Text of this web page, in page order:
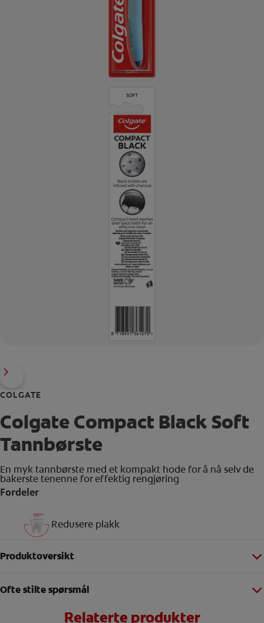
COLGATE
Colgate Compact Black Soft
Tannbørste
En myk tannbørste med et kompakt hode for å nå selv de
bakerste tenenne for effektig rengjøring
Fordeler
Redusere plakk
Produktoversikt
Ofte stilte spørsmål
Relaterte produkter